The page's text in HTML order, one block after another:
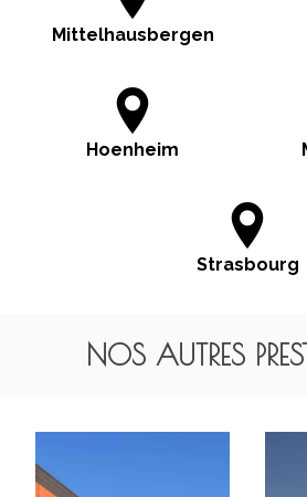
Mittelhausbergen
Hoenheim
Strasbourg
NOS AUTRES